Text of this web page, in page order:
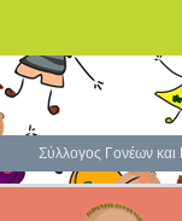
Σύλλογος Γονέων